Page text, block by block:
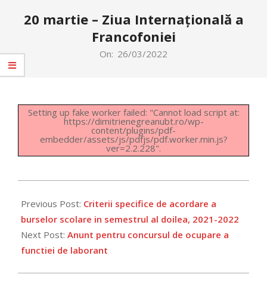
Navigation20 martie – Ziua Internațională a
Francofoniei
On: 26/03/2022
Setting up fake worker failed: "Cannot load script at:
https://dimitrienegreanubt.ro/wp-
content/plugins/pdf-
embedder/assets/js/pdfjs/pdf.worker.min.js?
ver=2.2.228".
03-
26
Previous Post: Criterii specifice de acordare a
burselor scolare in semestrul al doilea, 2021-2022
Next Post: Anunt pentru concursul de ocupare a
functiei de laborant